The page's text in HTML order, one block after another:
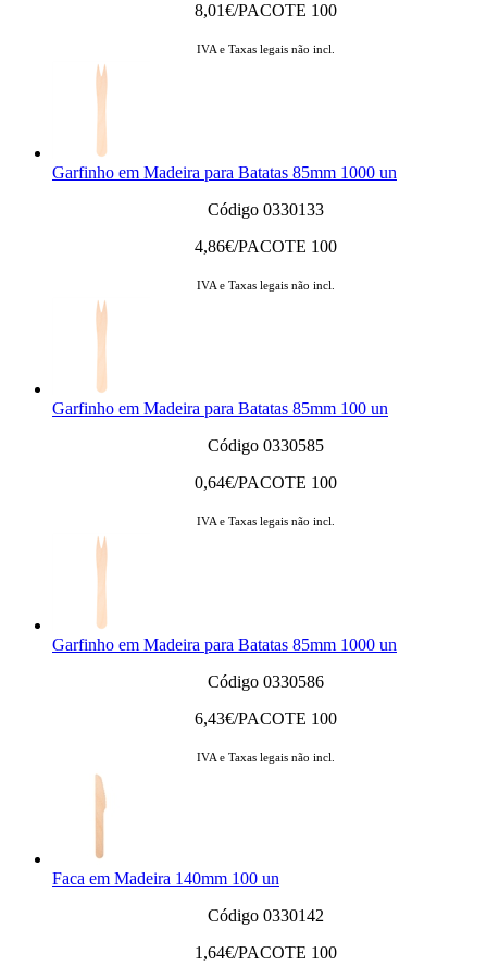
8,01€/PACOTE 100
IVA e Taxas legais não incl.
Garfinho em Madeira para Batatas 85mm 1000 un
Código 0330133
4,86€/PACOTE 100
IVA e Taxas legais não incl.
Garfinho em Madeira para Batatas 85mm 100 un
Código 0330585
0,64€/PACOTE 100
IVA e Taxas legais não incl.
Garfinho em Madeira para Batatas 85mm 1000 un
Código 0330586
6,43€/PACOTE 100
IVA e Taxas legais não incl.
Faca em Madeira 140mm 100 un
Código 0330142
1,64€/PACOTE 100